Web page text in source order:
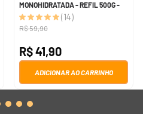
MONOHIDRATADA - REFIL 500G -
BLACK SKULL
(14)
R$59,90
R$41,90
ADICIONAR AO CARRINHO